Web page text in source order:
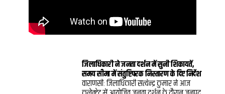
जिलाधिकारी ने जनता दर्शन में सुनी शिकायतें,
समय सीमा में संतुष्टिपरक निस्तारण के दिए निर्देश
वाराणसी: जिलाधिकारी सत्येन्द्र कुमार ने आज